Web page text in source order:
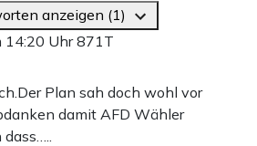
anzeigen (1)
14:20 Uhr871T
Plan sah doch wohl vor
damit AFD Wähler